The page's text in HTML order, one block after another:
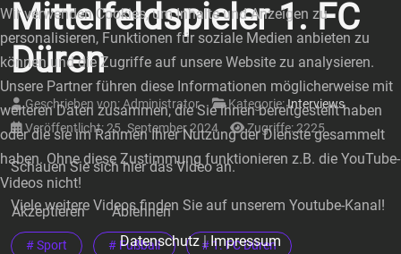
Mittelfeldspieler 1. FC
Düren
Geschrieben von:Administrator Kategorie:Interviews
Veröffentlicht: 25. September 2024
Zugriffe: 2225
Schauen Sie sich hier das Video an.
Viele weitere Videos finden Sie auf unserem Youtube-Kanal!
# Sport # Fußball # 1. FC Düren
Wir verwenden Cookies, um Inhalte und Anzeigen zu
personalisieren, Funktionen für soziale Medien anbieten zu
können und die Zugriffe auf unsere Website zu analysieren.
Unsere Partner führen diese Informationen möglicherweise mit
weiteren Daten zusammen, die Sie ihnen bereitgestellt haben
oder die sie im Rahmen Ihrer Nutzung der Dienste gesammelt
haben. Ohne diese Zustimmung funktionieren z.B. die YouTube-
Videos nicht!
Akzeptieren
Ablehnen
Datenschutz|Impressum